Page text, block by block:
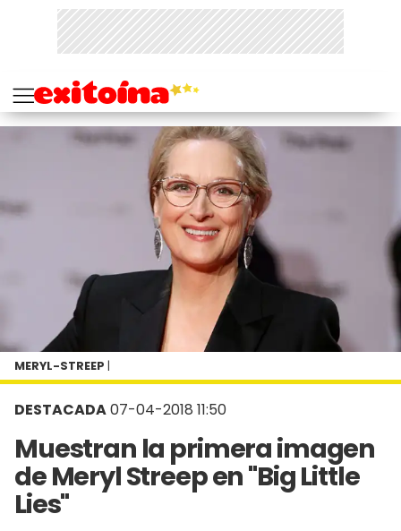
DESTACADA07-04-2018 11:50
Muestran la primera imagen
de Meryl Streep en "Big Little
Lies"
MERYL-STREEP |